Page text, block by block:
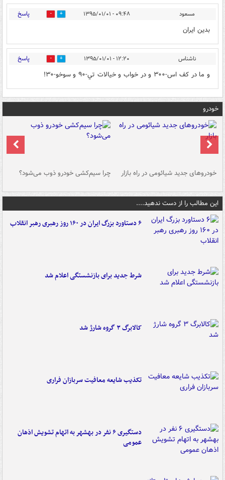
مسعود ۰۹:۴۸ - ۱۳۹۵/۰۱/۰۱ 0 پاسخ
بدین ایران
ناشناس ۱۲:۲۰ - ۱۳۹۵/۰۱/۰۱ 0 پاسخ
و ما در كف اس-٣٠٠ و در خواب و خيالات تي-٩٠ و سوخو-٣٠!
خودرو
خودروهای جدید شیائومی در راه بازار چرا سیم‌کشی خودرو ذوب می‌شود؟
این مطالب را از دست ندهید....
۶ دستاورد بزرگ ایران در ۱۶۰ روز رهبری رهبر انقلاب
شرط جدید برای بازنشستگی اعلام شد
کالابرگ ۳ گروه شارژ شد
تکذیب شایعه معافیت سربازان فراری
دستگیری ۶ نفر در بهشهر به اتهام تشویش اذهان
عمومی